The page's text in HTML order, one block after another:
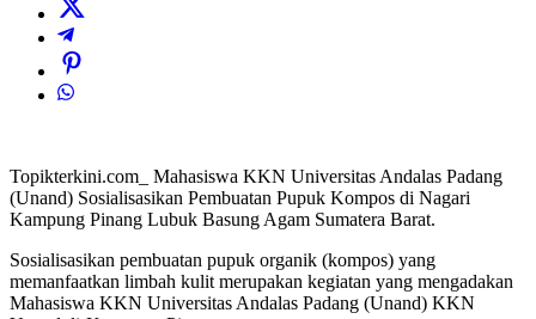
Topikterkini.com_ Mahasiswa KKN Universitas Andalas Padang
(Unand) Sosialisasikan Pembuatan Pupuk Kompos di Nagari
Kampung Pinang Lubuk Basung Agam Sumatera Barat.
Sosialisasikan pembuatan pupuk organik (kompos) yang
memanfaatkan limbah kulit merupakan kegiatan yang mengadakan
Mahasiswa KKN Universitas Andalas Padang (Unand) KKN